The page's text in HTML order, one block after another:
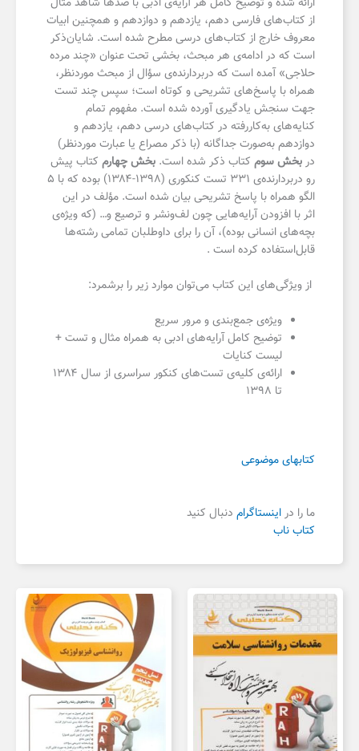
از کتاب‌های فارسی دهم، یازدهم و دوازدهم و همچنین ابیات
معروف خارج از کتاب‌های درسی مطرح شده است. شایان‌ذکر
است که در ادامه‌ی هر مبحث، بخشی تحت عنوان «چند مرده
حلاجی» آمده است که دربردارنده‌ی سؤال از مبحث موردنظر،
همراه با پاسخ‌های تشریحی و کوتاه است؛ سپس چند تست
جهت سنجش یادگیری آورده شده است. مفهوم تمام
کنایه‌های به‌کاررفته در کتاب‌های درسی دهم، یازدهم و
دوازدهم به‌صورت جداگانه (با ذکر مصراع یا عبارت موردنظر)
در بخش سوم کتاب ذکر شده است. بخش چهارم کتاب پیش
رو دربردارنده‌ی ۳۳۱ تست کنکوری (۱۳۹۸-۱۳۸۴) بوده که با ۵
الگو همراه با پاسخ تشریحی بیان شده است. مؤلف در این
اثر با افزودن آرایه‌هایی چون لف‌ونشر و ترصیع و… (که ویژه‌ی
بچه‌های انسانی بوده)، آن را برای داوطلبان تمامی رشته‌ها
قابل‌استفاده کرده است .
از ویژگی‌هایاین کتاب می‌توان موارد زیر را برشمرد:
ویژه‌ی جمع‌بندی و مرور سریع
توضیح کامل آرایه‌های ادبی به همراه مثال و تست +
لیست کنایات
ارائه‌ی کلیه‌ی تست‌های کنکور سراسری از سال ۱۳۸۴
تا ۱۳۹۸
کتابهای موضوعی
ما را در اینستاگرام دنبال کنید
کتاب ناب